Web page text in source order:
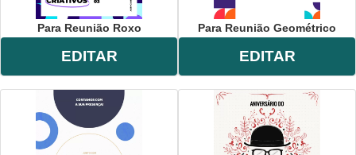
Para Reunião Roxo
EDITAR
Para Reunião Geométrico
EDITAR